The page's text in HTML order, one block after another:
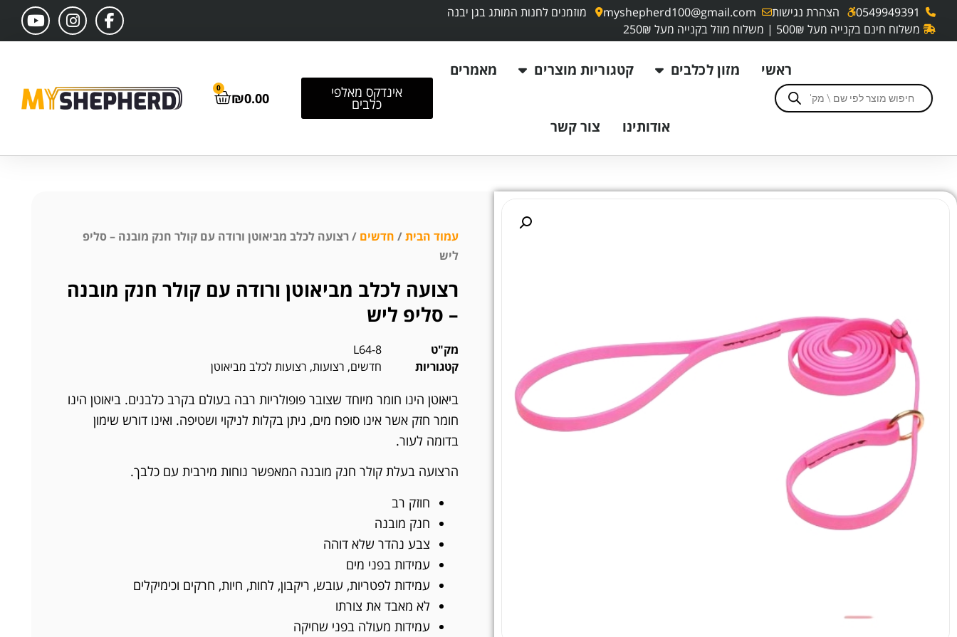
0549949391 הצהרת נגישות myshepherd100@gmail.com
מוזמנים לחנות המותג בגן יבנה
משלוח חינם בקנייה מעל 500₪ | משלוח מוזל בקנייה מעל 250₪
ראשי מזון לכלבים קטגוריות מוצרים מאמרים
אודותינו צור קשר
אינדקס מאלפי
כלבים ₪0.00
0
עמוד הבית/ חדשים / רצועה לכלב מביאוטן ורודה עם קולר חנק מובנה – סליפ
ליש
רצועה לכלב מביאוטן ורודה עם קולר חנק מובנה
– סליפ ליש
מק"ט
L64-8
קטגוריות
חדשים, רצועות, רצועות לכלב מביאוטן
ביאוטן הינו חומר מיוחד שצובר פופולריות רבה בעולם בקרב כלבנים. ביאוטן הינו
חומר חזק אשר אינו סופח מים, ניתן בקלות לניקוי ושטיפה. ואינו דורש שימון
בדומה לעור.
הרצועה בעלת קולר חנק מובנה המאפשר נוחות מירבית עם כלבך.
חוזק רב
חנק מובנה
צבע נהדר שלא דוהה
עמידות בפני מים
עמידות לפטריות, עובש, ריקבון, לחות, חיות, חרקים וכימיקלים
לא מאבד את צורתו
עמידות מעולה בפני שחיקה